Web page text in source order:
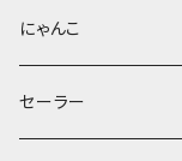
にゃんこ
セーラー